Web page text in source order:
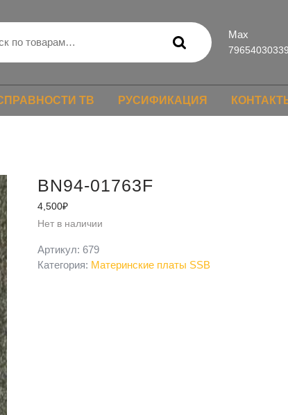
Max
79654030339
ТВ РУСИФИКАЦИЯ
BN94-01763F
4,500₽
Нет в наличии
Артикул: 679
Категория: Материнские платы SSB